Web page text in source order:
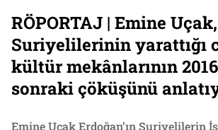
RÖPORTAJ | Emine
Suriyelilerinin yarattığı
kültür mekânlarının
sonraki çöküşünü
Emine Uçak Erdoğan’ın Suriyelilerin